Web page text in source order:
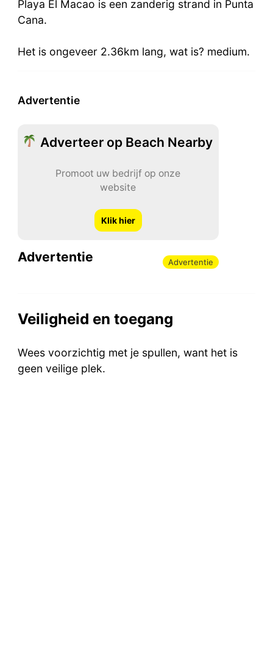
Playa El Macao is een zanderig strand in Punta
Cana.
Het is ongeveer 2.36km lang, wat is? medium.
Advertentie
Adverteer op Beach Nearby
Promoot uw bedrijf op onze
website
Klik hier
Advertentie Advertentie
Veiligheid en toegang
Wees voorzichtig met je spullen, want het is
geen veilige plek.